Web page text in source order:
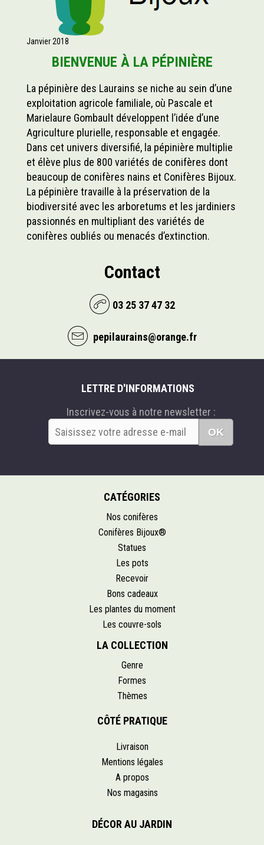
Janvier 2018
BIENVENUE À LA PÉPINIÈRE
La pépinière des Laurains se niche au sein d’une
exploitation agricole familiale, où Pascale et
Marielaure Gombault développent l’idée d’une
Agriculture plurielle, responsable et engagée.
Dans cet univers diversifié, la pépinière multiplie
et élève plus de 800 variétés de conifères dont
beaucoup de conifères nains et Conifères Bijoux.
La pépinière travaille à la préservation de la
biodiversité avec les arboretums et les jardiniers
passionnés en multipliant des variétés de
conifères oubliés ou menacés d’extinction.
Contact
03 25 37 47 32
pepilaurains@orange.fr
LETTRE D'INFORMATIONS
Inscrivez-vous à notre newsletter :
OK
CATÉGORIES
Nos conifères
Conifères Bijoux®
Statues
Les pots
Recevoir
Bons cadeaux
Les plantes du moment
Les couvre-sols
LA COLLECTION
Genre
Formes
Thèmes
CÔTÉ PRATIQUE
Livraison
Mentions légales
A propos
Nos magasins
DÉCOR AU JARDIN